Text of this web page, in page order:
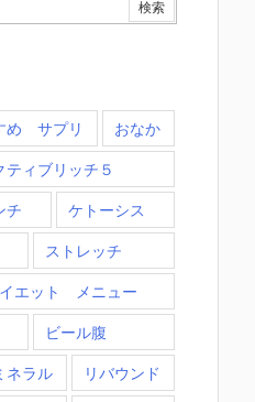
め サプリ
おなか
ティブリッチ５
チ
ケトーシス
ストレッチ
エット メニュー
ビール腹
ネラル
リバウンド